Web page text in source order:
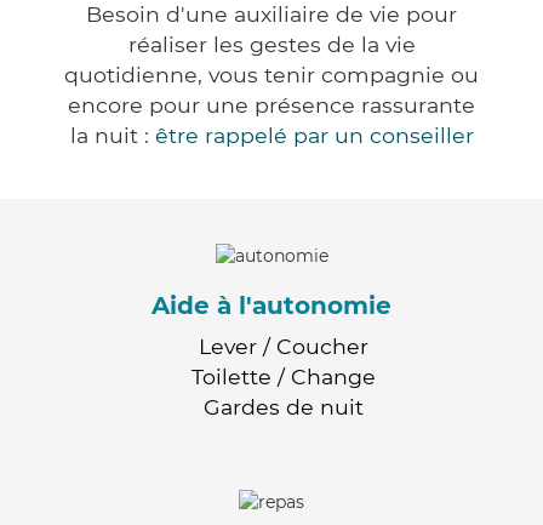
Besoin d'une auxiliaire de vie pour
réaliser les gestes de la vie
quotidienne, vous tenir compagnie ou
encore pour une présence rassurante
la nuit : être rappelé par un conseiller
Aide à l'autonomie
Lever / Coucher
Toilette / Change
Gardes de nuit